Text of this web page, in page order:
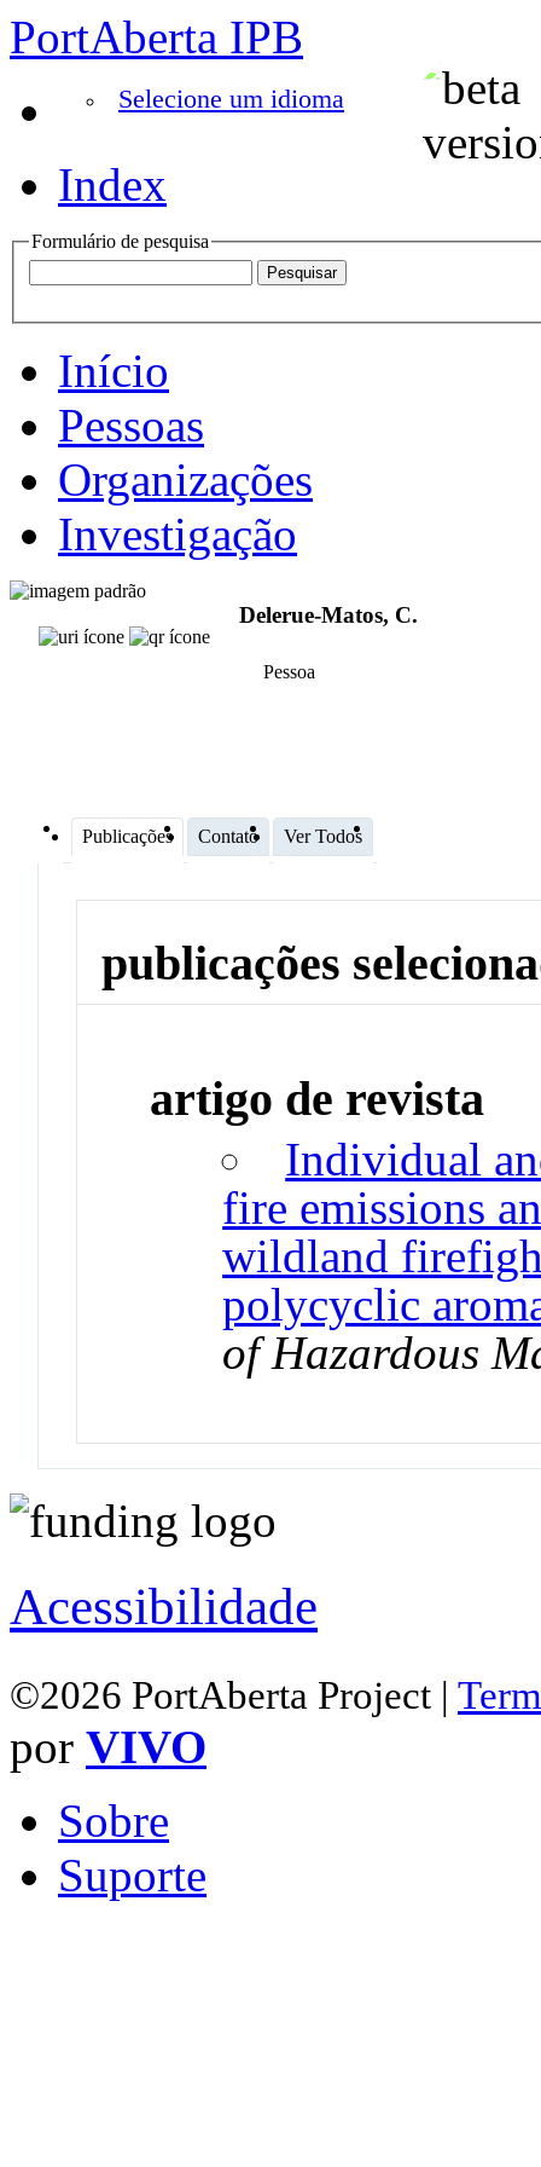
PortAberta IPB
Selecione um idioma
Index
Formulário de pesquisa
Início
Pessoas
Organizações
Investigação
Delerue-Matos, C.
Pessoa
Publicações Contato Ver Todos
publicações
artigo de revista
Individual
fire emissions
wildland
polycyclic
of Hazardous
Acessibilidade
©2026 PortAberta Project |
por VIVO
Sobre
Suporte